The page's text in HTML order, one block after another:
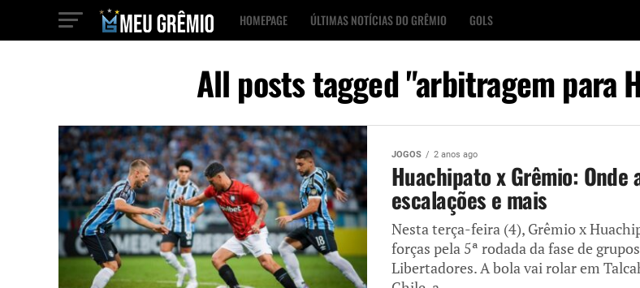
HOMEPAGE ÚLTIMAS NOTÍCIAS DO GRÊMIO GOLS
All posts tagged "arbitragem para
JOGOS 2 anos ago
Huachipato x Grêmio: Onde
escalações e mais
Nesta terça-feira (4), Grêmio x
forças pela 5ª rodada da fase de
Libertadores. A bola vai rolar em